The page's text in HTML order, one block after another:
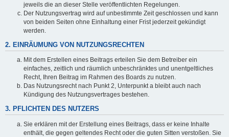
jeweils die an dieser Stelle veröffentlichten Regelungen.
Der Nutzungsvertrag wird auf unbestimmte Zeit geschlossen und kann
von beiden Seiten ohne Einhaltung einer Frist jederzeit gekündigt
werden.
2. EINRÄUMUNG VON NUTZUNGSRECHTEN
Mit dem Erstellen eines Beitrags erteilen Sie dem Betreiber ein
einfaches, zeitlich und räumlich unbeschränktes und unentgeltliches
Recht, Ihren Beitrag im Rahmen des Boards zu nutzen.
Das Nutzungsrecht nach Punkt 2, Unterpunkt a bleibt auch nach
Kündigung des Nutzungsvertrages bestehen.
3. PFLICHTEN DES NUTZERS
Sie erklären mit der Erstellung eines Beitrags, dass er keine Inhalte
enthält, die gegen geltendes Recht oder die guten Sitten verstoßen. Sie